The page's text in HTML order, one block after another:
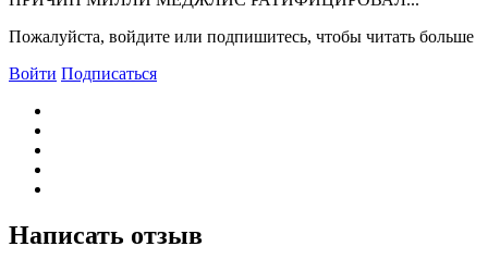
Пожалуйста, войдите или подпишитесь, чтобы читать больше
Войти Подписаться
Написать отзыв